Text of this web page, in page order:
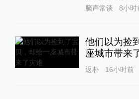
脑声常谈 8小时
他们以为捡
座城市带来
返朴 16小时前